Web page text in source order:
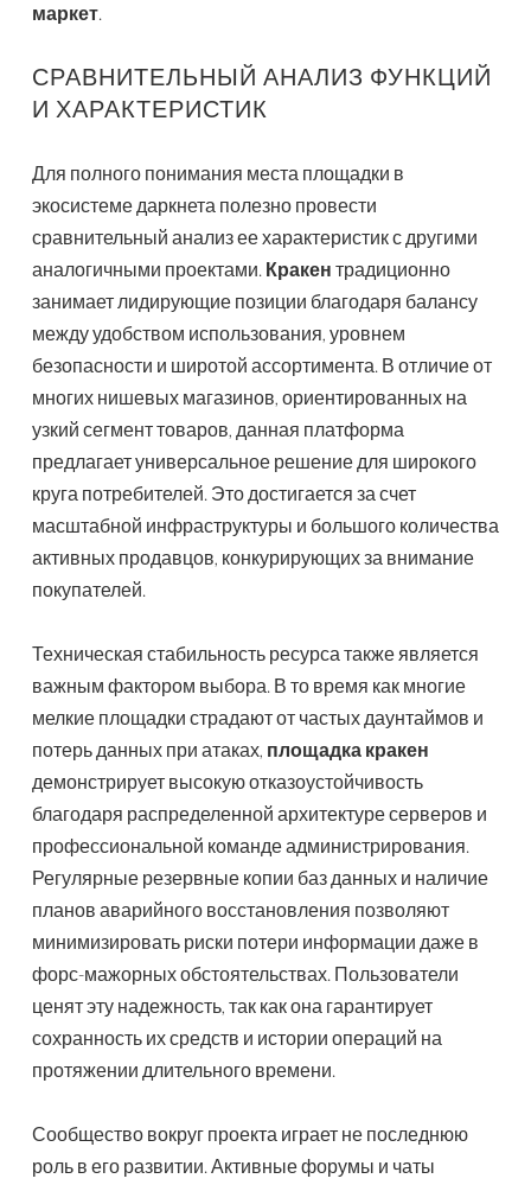
маркет.
СРАВНИТЕЛЬНЫЙ АНАЛИЗ ФУНКЦИЙ
И ХАРАКТЕРИСТИК
Для полного понимания места площадки в
экосистеме даркнета полезно провести
сравнительный анализ ее характеристик с другими
аналогичными проектами. Кракен традиционно
занимает лидирующие позиции благодаря балансу
между удобством использования, уровнем
безопасности и широтой ассортимента. В отличие от
многих нишевых магазинов, ориентированных на
узкий сегмент товаров, данная платформа
предлагает универсальное решение для широкого
круга потребителей. Это достигается за счет
масштабной инфраструктуры и большого количества
активных продавцов, конкурирующих за внимание
покупателей.
Техническая стабильность ресурса также является
важным фактором выбора. В то время как многие
мелкие площадки страдают от частых даунтаймов и
потерь данных при атаках, площадка кракен
демонстрирует высокую отказоустойчивость
благодаря распределенной архитектуре серверов и
профессиональной команде администрирования.
Регулярные резервные копии баз данных и наличие
планов аварийного восстановления позволяют
минимизировать риски потери информации даже в
форс-мажорных обстоятельствах. Пользователи
ценят эту надежность, так как она гарантирует
сохранность их средств и истории операций на
протяжении длительного времени.
Сообщество вокруг проекта играет не последнюю
роль в его развитии. Активные форумы и чаты